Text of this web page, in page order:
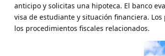
anticipo y solicitas una hipoteca. El banco
visa de estudiante y situación financiera.
los procedimientos fiscales relacionados.